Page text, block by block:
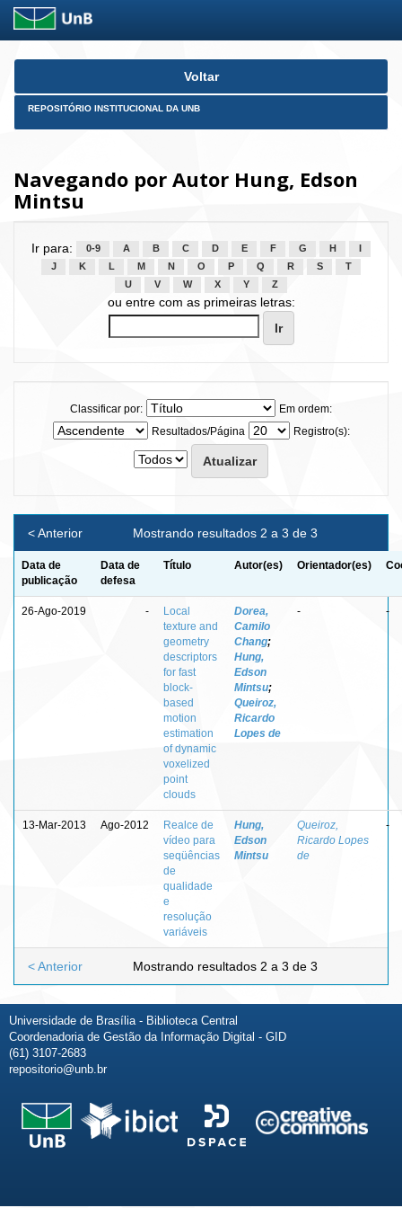
Skip
Voltar
REPOSITÓRIO INSTITUCIONAL DA UNB
Navegando por Autor Hung, Edson
Mintsu
Ir para: 0-9 A B C D E F G H
J
K L M N O P Q R S
T
U
V W X Y Z
ou entre com as primeiras letras:
Classificar por:
Em ordem:
Resultados/Página
Registro(s):
Mostrando resultados 2 a 3 de 3
< Anterior
Data de
publicação
Data de
defesa
Título Autor(es) Orientador(es)
26-Ago-2019 -
Local
texture and
geometry
descriptors
for fast
block-
based
motion
estimation
of dynamic
voxelized
point
clouds
Dorea,
Camilo
Chang;
Hung,
Edson
Mintsu;
Queiroz,
Ricardo
Lopes de
- -
13-Mar-2013 Ago-2012
Realce de
vídeo para
seqüências
de
qualidade
e
resolução
variáveis
Hung,
Edson
Mintsu
Queiroz,
Ricardo Lopes
de
-
Mostrando resultados 2 a 3 de 3
< Anterior
Universidade de Brasília - Biblioteca Central
Coordenadoria de Gestão da Informação Digital - GID
(61) 3107-2683
repositorio@unb.br